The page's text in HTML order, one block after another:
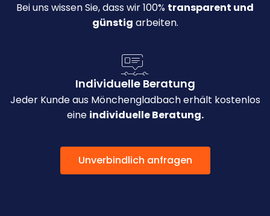
Bei uns wissen Sie, dass wir 100% transparent und
günstig arbeiten.
Individuelle Beratung
Jeder Kunde aus Mönchengladbach erhält kostenlos
eine individuelle Beratung.
Unverbindlich anfragen